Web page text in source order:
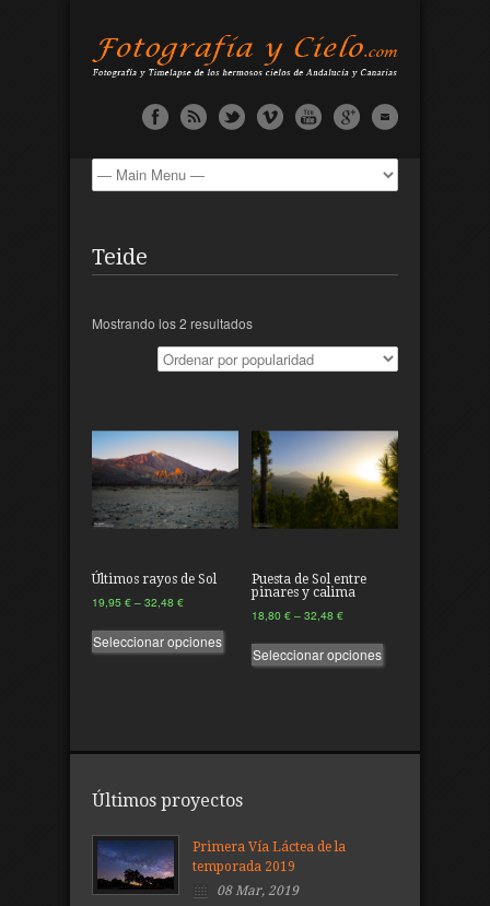
Teide
Mostrando los 2 resultados
Últimos rayos de Sol
19,95 € – 32,48 €
Seleccionar opciones
Puesta de Sol entre
pinares y calima
18,80 €– 32,48 €
Seleccionar opciones
Últimos proyectos
Primera Vía Láctea de la
temporada 2019
08 Mar, 2019